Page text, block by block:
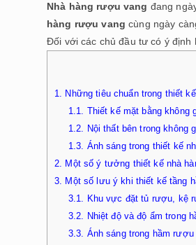
Nhà hàng rượu vang đang
hàng rượu vang cùng ngày
Đối với các chủ đầu tư có ý định
1. Những tiêu chuẩn trong thiết
1.1. Thiết kế mặt bằng không
1.2. Nội thất bên trong không
1.3. Ánh sáng trong thiết kế
2. Một số ý tưởng thiết kế nhà
3. Một số lưu ý khi thiết kế tầng
3.1. Khu vực đặt tủ rượu, kệ
3.2. Nhiệt độ và độ ẩm trong
3.3. Ánh sáng trong hầm rượu